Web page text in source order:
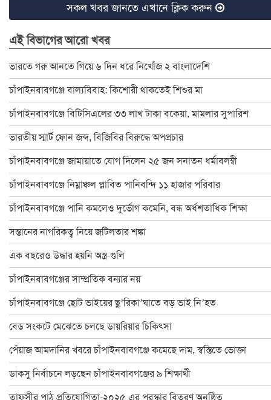
চাঁপাইনবাবগঞ্জে বিটিসিএলের ৩৩ লাখ টাকা বকেয়া, মামলার সুপারিশ
৪ হত্যা মামলার আসামি ইউপি চেয়ারম্যান টিপু সাময়িক বরখাস্ত
চাঁপাইনবাবগঞ্জে ডেঙ্গু প্রতিরোধে মশক নিধন কার্যক্রম শুরু
রাষ্ট্রপতি ও প্রধান উপদেষ্টার সঙ্গে সেনাপ্রধানের সাক্ষাৎ
ইসির নির্বাচনী রোডম্যাপে যা থাকছে
বাংলাদেশ জাতীয় অন্ধ কল্যাণ সমিতি চাঁপাইনবাবগঞ্জ শাখার নবনির্বাচিত
চাঁপাইনবাবগঞ্জে স্বেচ্ছাসেবক দলের মতবিনিময় সভা অনুষ্ঠিত
চাঁপাইনবাবগঞ্জে বিদ্যুৎস্পৃষ্টে প্রাণ গেলো মা-মেয়ের
ডাকসু নির্বাচনে লড়ছেন চাঁপাইনবাবগঞ্জের ৯ শিক্ষার্থী
চাঁপাইনবাবগঞ্জ ফোরামের ৩৯ সদস্য বিশিষ্ট কমিটি গঠন : সভাপতি বুলবুল
চাঁপাইনবাবগঞ্জে বানভাসি পরিবারের মাঝে ত্রাণ বিতরণ
২৪ ঘণ্টায় চাঁপাইনবাবগঞ্জে পদ্মার পানি কমেছে ২৫ সেন্টিমিটার
ঐতিহ্যের সাক্ষী ৫০০ বছরের পুরাতন সোনামসজিদ
চাঁপাইনবাবগঞ্জে অ্যাডভোকেসি প্লাটফরমের মানববন্ধন
চাঁপাইনবাবগঞ্জে পুকুর রক্ষার দাবিতে মানববন্ধন
চাঁপাইনবাবগঞ্জে ৬০০ পরিবার পেলো ত্রাণ
চাঁপাইনবাবগঞ্জ-৩ আসনে বিএনপিতে এগিয়ে হারুন
সকল খবর জানতে এখানে ক্লিক করুন
এই বিভাগের আরো খবর
ভারতে গরু আনতে গিয়ে ৬ দিন ধরে নিখোঁজ ২ বাংলাদেশি
চাঁপাইনবাবগঞ্জে বাল্যবিবাহ: কিশোরী থাকতেই শিশুর মা
চাঁপাইনবাবগঞ্জে বিটিসিএলের ৩৩ লাখ টাকা বকেয়া, মামলার সুপারিশ
ভারতীয় স্মার্ট ফোন জব্দ, বিজিবির বিরুদ্ধে অপপ্রচার
চাঁপাইনবাবগঞ্জে জামায়াতে যোগ দিলেন ২৫ জন সনাতন ধর্মাবলম্বী
চাঁপাইনবাবগঞ্জে নিম্নাঞ্চল প্লাবিত পানিবন্দি ১১ হাজার পরিবার
চাঁপাইনবাবগঞ্জে পানি কমলেও দুর্ভোগ কমেনি, বন্ধ অর্ধশতাধিক শিক্ষা
সন্তানের নাগরিকত্ব নিয়ে জটিলতার শঙ্কা
এক বছরেও উদ্ধার হয়নি অস্ত্র-গুলি
চাঁপাইনবাবগঞ্জের সাম্প্রতিক বন্যার নয়
চাঁপাইনবাবগঞ্জে ছোট ভাইয়ের ছু’রিকা’ঘাতে বড় ভাই নি’হত
বেড সংকটে মেঝেতে চলছে ডায়রিয়ার চিকিৎসা
পেঁয়াজ আমদানির খবরে চাঁপাইনবাবগঞ্জে কমেছে দাম, স্বস্তিতে ভোক্তা
ডাকসু নির্বাচনে লড়ছেন চাঁপাইনবাবগঞ্জের ৯ শিক্ষার্থী